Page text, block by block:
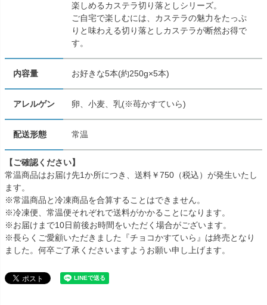
楽しめるカステラ切り落としシリーズ。
ご自宅で楽しむには、カステラの魅力をたっぷ
りと味わえる切り落としカステラが断然お得で
す。
内容量 お好きな5本(約250g×5本)
アレルゲン 卵、小麦、乳(※苺かすていら)
配送形態 常温
【ご確認ください】
常温商品はお届け先1か所につき、送料￥750（税込）が発生いたし
ます。
※常温商品と冷凍商品を合算することはできません。
※冷凍便、常温便それぞれで送料がかかることになります。
※お届けまで10日前後お時間をいただく場合がございます。
※長らくご愛顧いただきました『チョコかすていら』は終売となり
ました。何卒ご了承くださいますようお願い申し上げます。